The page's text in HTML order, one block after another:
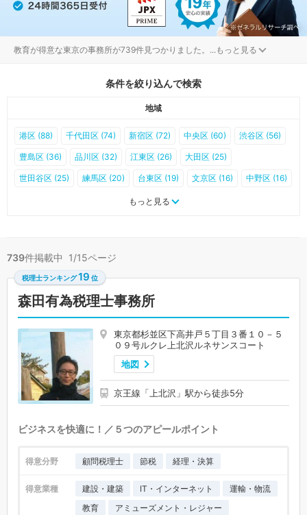
教育が得意な東京の事務所が739件見つかりました。 ...もっと見る
条件を絞り込んで検索
地域
港区 (88) 千代田区 (74) 新宿区 (72) 中央区 (60) 渋谷区 (56)
豊島区 (36) 品川区 (32) 江東区 (26) 大田区 (25)
世田谷区 (25) 練馬区 (20) 台東区 (19) 文京区 (16) 中野区 (16)
足立区 (12) 町田市 (12)
小平市 (5) 多摩市 (4)
西東京市 (3) 小金井市 (2)
東村山市 (1) 国分寺市 (1) 狛江市 (1)
武蔵村山市 (1) 青梅市 (0)
稲城市 (0) あきる野市 (0) 瑞穂町 (0) 日の出町 (0) 檜原村 (0)
奥多摩町 (0) 大島町 (0) 利島村 (0)
三宅村 (0) 御蔵島村 (0) 八丈町 (0) 青ヶ島村 (0) 小笠原村 (0)
もっと見る
739件掲載中 1/15ページ
税理士ランキング19 位
森田有為税理士事務所
東京都杉並区下高井戸５丁目３番１０－５
０９号ルクレ上北沢ルネサンスコート
地図
京王線「上北沢」駅から徒歩5分
ビジネスを快適に！／５つのアピールポイント
得意分野 顧問税理士 節税 経理・決算
得意業種 建設・建築 IT・インターネット
運輸・物流
教育
アミューズメント・レジャー